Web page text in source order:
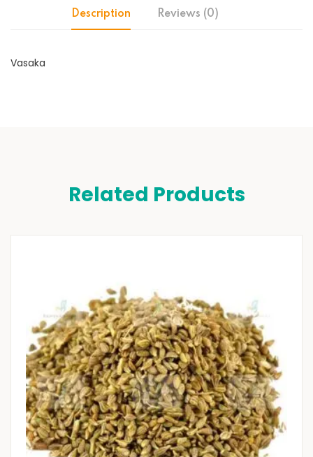
Description Reviews (0)
Vasaka
Related Products